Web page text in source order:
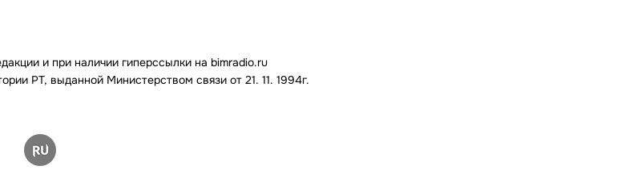
и при наличии гиперссылки на bimradio.ru
РТ, выданной Министерством связи от 21. 11. 1994г.